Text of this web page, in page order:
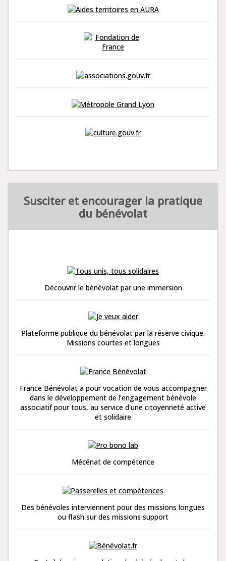
Susciter et encourager la pratique
du bénévolat
Découvrir le bénévolat par une immersion
Plateforme publique du bénévolat par la réserve civique.
Missions courtes et longues
France Bénévolat a pour vocation de vous accompagner
dans le développement de l'engagement bénévole
associatif pour tous, au service d'une citoyenneté active
et solidaire
Mécénat de compétence
Des bénévoles interviennent pour des missions longues
ou flash sur des missions support